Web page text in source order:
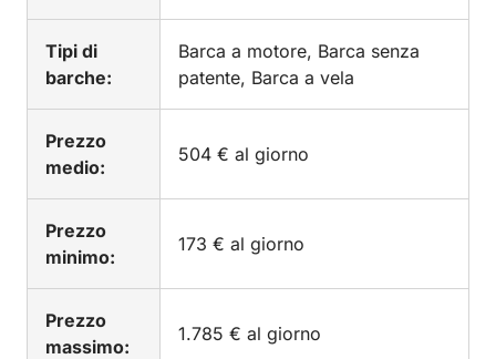
Tipi di
barche:
Barca a motore, Barca senza
patente, Barca a vela
Prezzo
medio:
504 € al giorno
Prezzo
minimo:
173 € al giorno
Prezzo
massimo:
1.785 € al giorno